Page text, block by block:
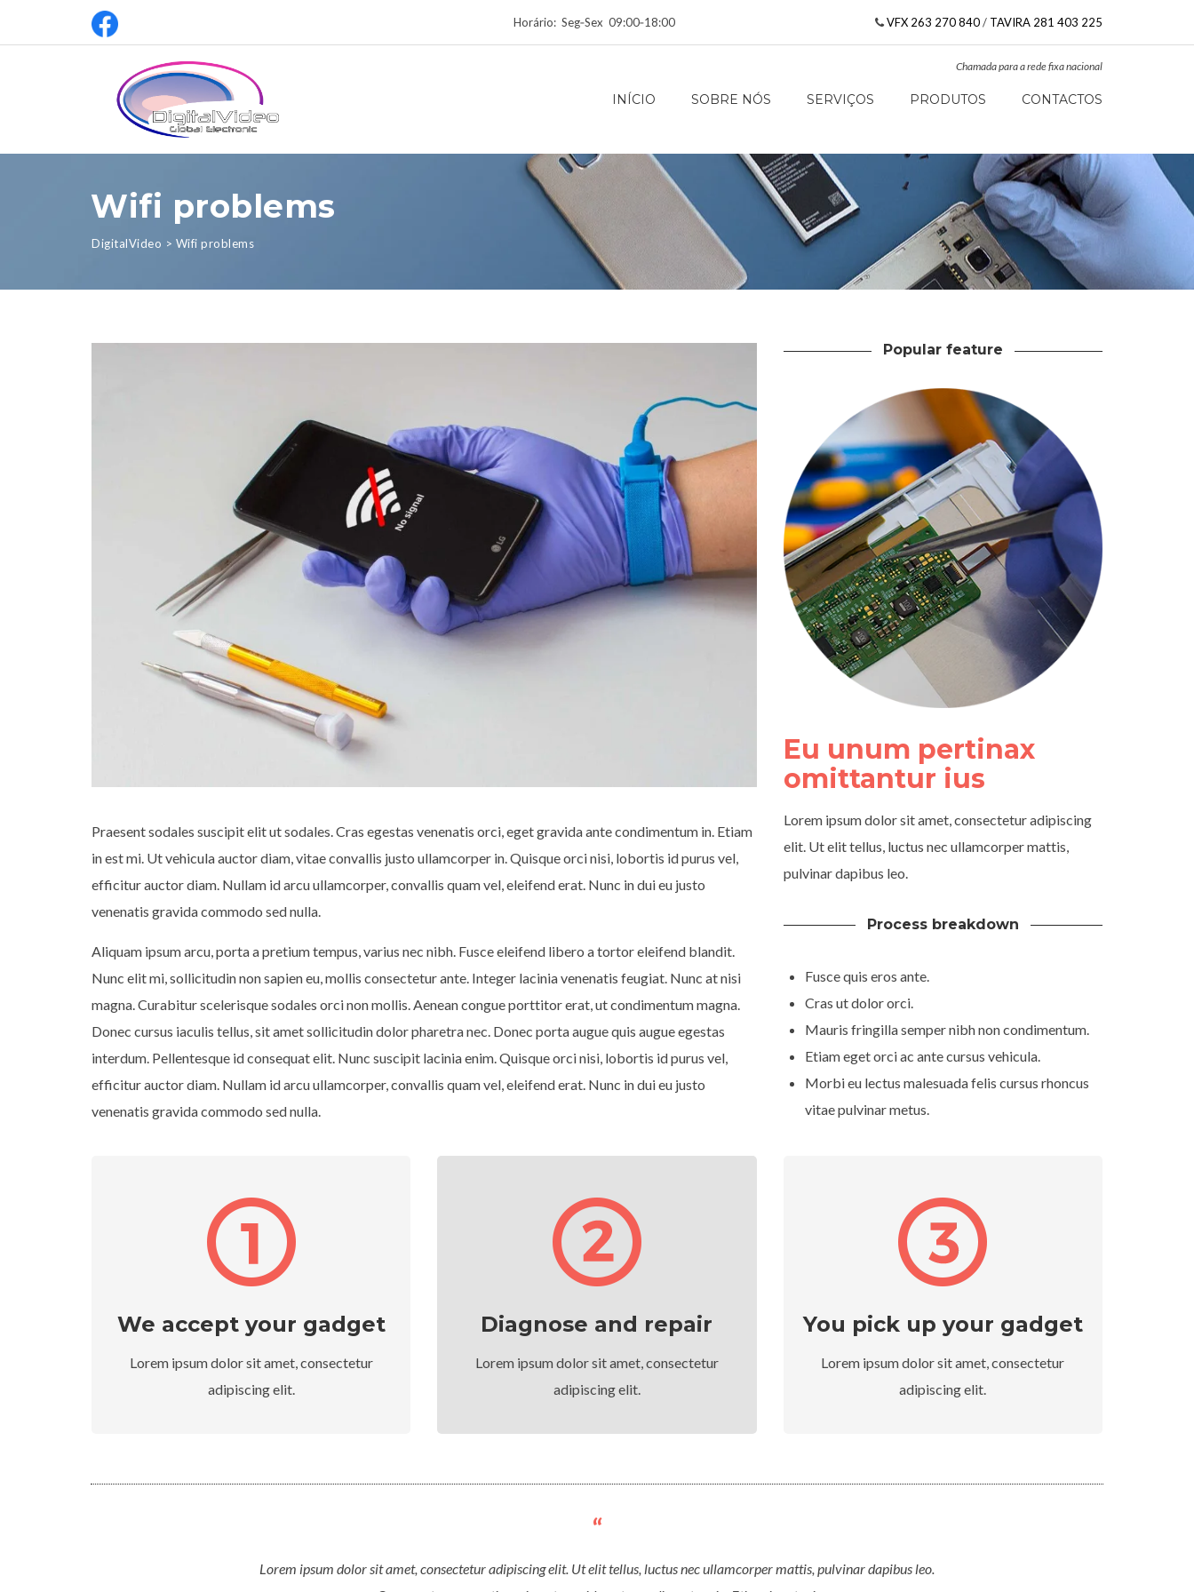
Horário: Seg‑Sex 09:00‑18:00 VFX 263 270 840/ TAVIRA 281 403 225
Chamada para a rede fixa nacional
INÍCIO SOBRE NÓS SERVIÇOS PRODUTOS CONTACTOS
Wifi problems
DigitalVideo > Wifi problems
Praesent sodales suscipit elit ut sodales. Cras egestas venenatis orci, eget gravida ante condimentum in. Etiam
in est mi. Ut vehicula auctor diam, vitae convallis justo ullamcorper in. Quisque orci nisi, lobortis id purus vel,
efficitur auctor diam. Nullam id arcu ullamcorper, convallis quam vel, eleifend erat. Nunc in dui eu justo
venenatis gravida commodo sed nulla.
Aliquam ipsum arcu, porta a pretium tempus, varius nec nibh. Fusce eleifend libero a tortor eleifend blandit.
Nunc elit mi, sollicitudin non sapien eu, mollis consectetur ante. Integer lacinia venenatis feugiat. Nunc at nisi
magna. Curabitur scelerisque sodales orci non mollis. Aenean congue porttitor erat, ut condimentum magna.
Donec cursus iaculis tellus, sit amet sollicitudin dolor pharetra nec. Donec porta augue quis augue egestas
interdum. Pellentesque id consequat elit. Nunc suscipit lacinia enim. Quisque orci nisi, lobortis id purus vel,
efficitur auctor diam. Nullam id arcu ullamcorper, convallis quam vel, eleifend erat. Nunc in dui eu justo
venenatis gravida commodo sed nulla.
Popular feature
Eu unum pertinax
omittantur ius
Lorem ipsum dolor sit amet, consectetur adipiscing
elit. Ut elit tellus, luctus nec ullamcorper mattis,
pulvinar dapibus leo.
Process breakdown
Fusce quis eros ante.
Cras ut dolor orci.
Mauris fringilla semper nibh non condimentum.
Etiam eget orci ac ante cursus vehicula.
Morbi eu lectus malesuada felis cursus rhoncus
vitae pulvinar metus.
We accept your gadget
Lorem ipsum dolor sit amet, consectetur
adipiscing elit.
Diagnose and repair
Lorem ipsum dolor sit amet, consectetur
adipiscing elit.
You pick up your gadget
Lorem ipsum dolor sit amet, consectetur
adipiscing elit.
Lorem ipsum dolor sit amet, consectetur adipiscing elit. Ut elit tellus, luctus nec ullamcorper mattis, pulvinar dapibus leo.